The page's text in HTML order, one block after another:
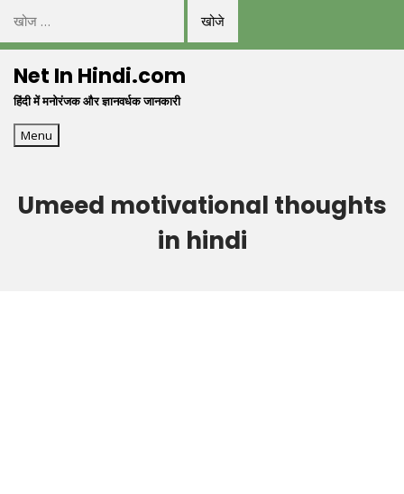
निम्न
को
खोजें:Net In Hindi.com
हिंदी में मनोरंजक और ज्ञानवर्धक जानकारी
Menu
Umeed motivational thoughts
in hindi